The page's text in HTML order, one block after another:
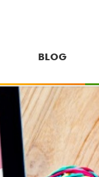
BLOG